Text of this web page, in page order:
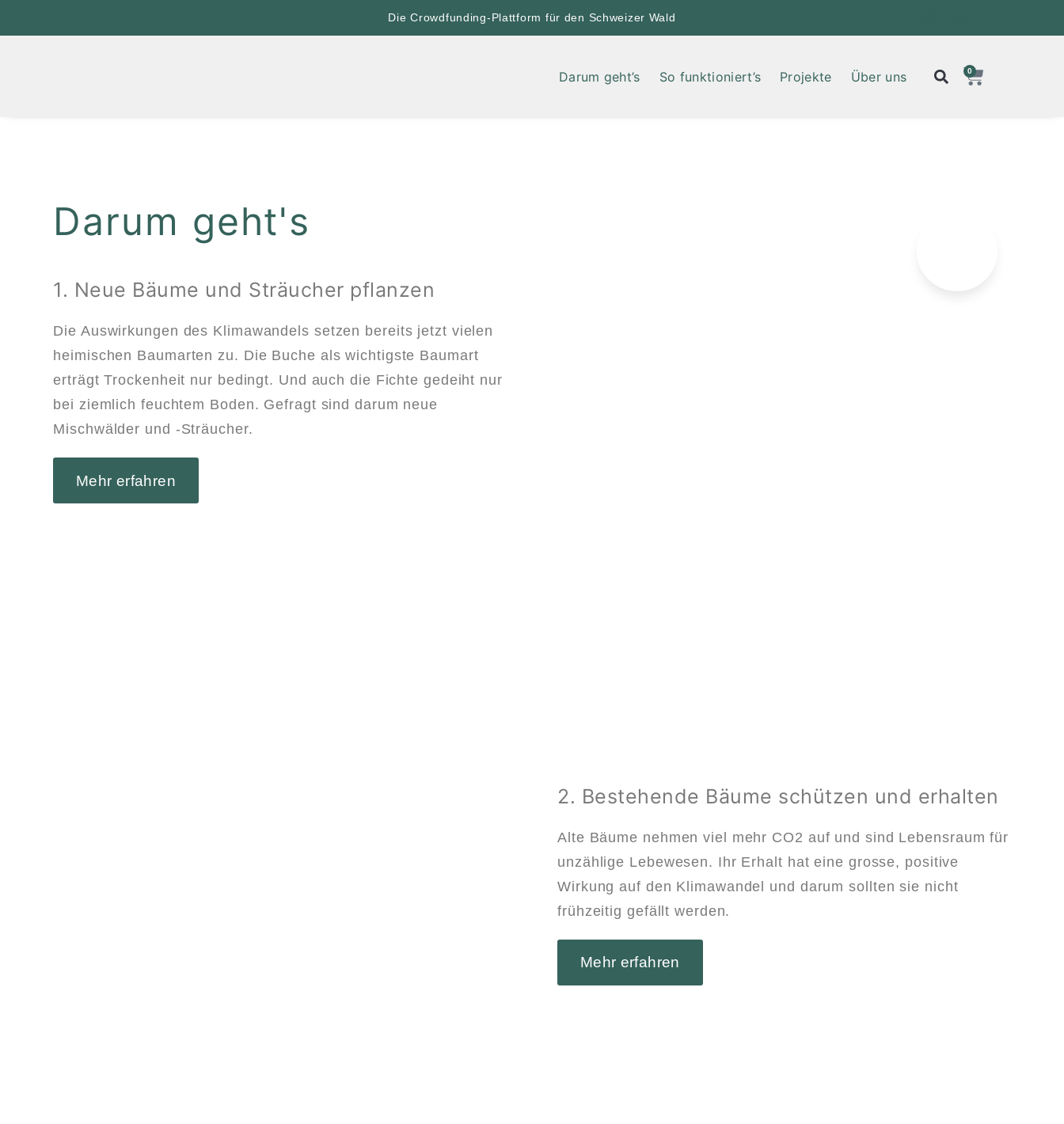
Die Crowdfunding-Plattform für den Schweizer Wald
Darum geht’s So funktioniert’s Projekte Über uns 0
Darum geht's
1. Neue Bäume und Sträucher pflanzen
Die Auswirkungen des Klimawandels setzen bereits jetzt vielen
heimischen Baumarten zu. Die Buche als wichtigste Baumart
erträgt Trockenheit nur bedingt. Und auch die Fichte gedeiht nur
bei ziemlich feuchtem Boden. Gefragt sind darum neue
Mischwälder und -Sträucher.
Mehr erfahren
2. Bestehende Bäume schützen und erhalten
Alte Bäume nehmen viel mehr CO2 auf und sind Lebensraum für
unzählige Lebewesen. Ihr Erhalt hat eine grosse, positive
Wirkung auf den Klimawandel und darum sollten sie nicht
frühzeitig gefällt werden.
Mehr erfahren